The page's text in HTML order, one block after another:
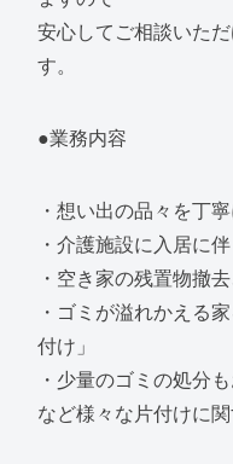
安心してご相談いた
す。
●業務内容
・想い出の品々を丁
・介護施設に入居に
・空き家の残置物撤
・ゴミが溢れかえる
付け」
・少量のゴミの処分
など様々な片付けに